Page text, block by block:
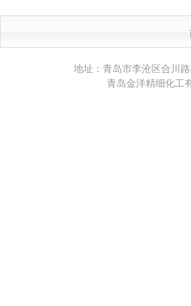
地址：青岛市李沧区合川
青岛金洋精细化工